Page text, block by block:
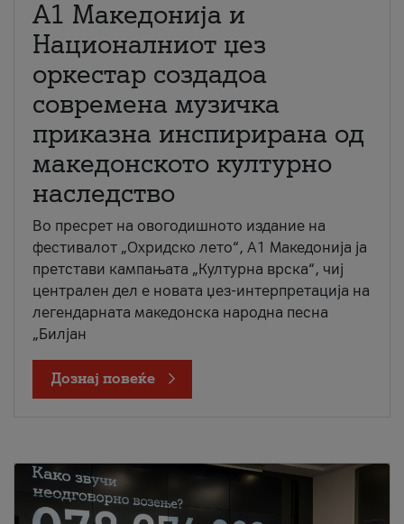
А1 Македонија и
Националниот џез
оркестар создадоа
современа музичка
приказна инспирирана од
македонското културно
наследство
Во пресрет на овогодишното издание на
фестивалот „Охридско лето“, А1 Македонија ја
претстави кампањата „Културна врска“, чиј
централен дел е новата џез-интерпретација на
легендарната македонска народна песна
„Билјан
Дознај повеќе